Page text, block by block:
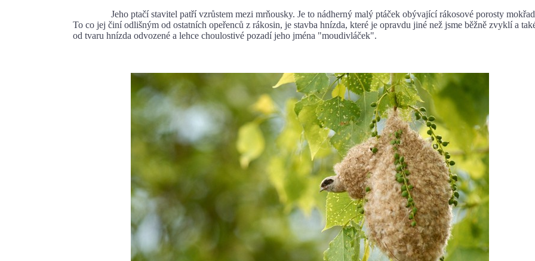
Jeho ptačí stavitel patří vzrůstem mezi mrňousky. Je to nádherný malý ptáček obývající rákosové porosty
To co jej činí odlišným od ostatních opeřenců z rákosin, je stavba hnízda, které je opravdu jiné než jsme běžně zvyklí a
od tvaru hnízda odvozené a lehce choulostivé pozadí jeho jména "moudivláček".